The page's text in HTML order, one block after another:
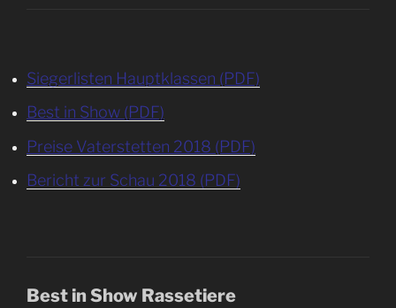
Siegerlisten Hauptklassen (PDF)
Best in Show (PDF)
Preise Vaterstetten 2018 (PDF)
Bericht zur Schau 2018 (PDF)
Best in Show Rassetiere